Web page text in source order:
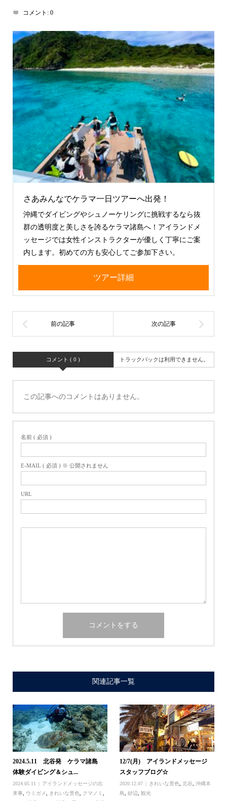
コメント: 0
さあみんなでケラマ一日ツアーへ出発！
沖縄でダイビングやシュノーケリングに挑戦するなら抜
群の透明度と美しさを誇るケラマ諸島へ！アイランドメ
ッセージでは女性インストラクターが優しく丁寧にご案
内します。初めての方も安心してご参加下さい。
ツアー詳細
コメント ( 0 ) トラックバックは利用できません。
この記事へのコメントはありません。
名前 ( 必須 )
E-MAIL ( 必須 ) ※ 公開されません
URL
関連記事一覧
2024.5.11 北谷発 ケラマ諸島
体験ダイビング＆シュ...
2024.05.11
アイランドメッセージの出
来事, ウミガメ きれいな景色 クマノミ
12/7(月) アイランドメッセージ
スタッフブログ☆
2020.12.07 きれいな景色 ,北谷 ,沖縄本
島
,砂辺 ,観光